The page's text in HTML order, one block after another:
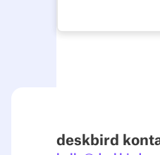
über die
deskbird